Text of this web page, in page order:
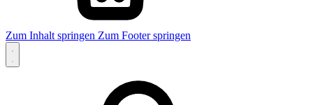
Zum Inhalt springen Zum Footer springen